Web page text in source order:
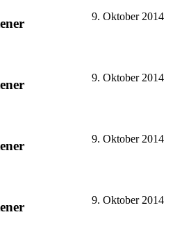
9. Oktober 2014
9. Oktober 2014
9. Oktober 2014
9. Oktober 2014